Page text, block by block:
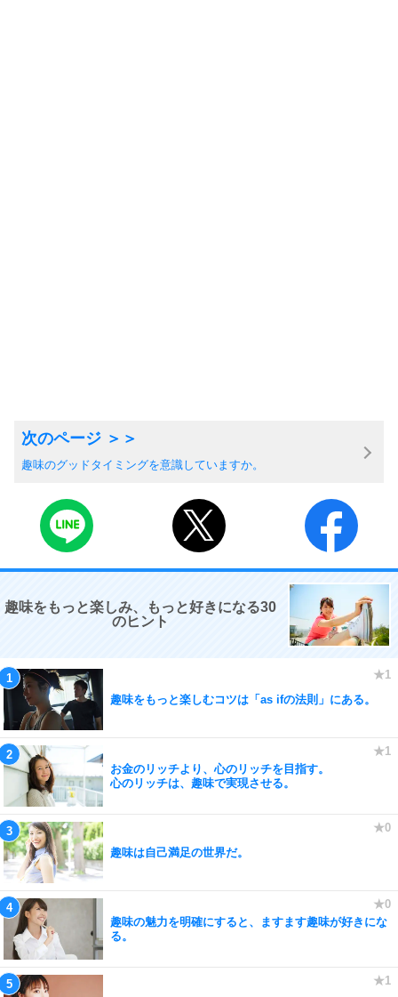
趣味のグッドタイミングを意識していますか。
趣味をもっと楽しみ、もっと好きになる30
のヒント
趣味をもっと楽しむコツは「as ifの法則」にある。
お金のリッチより、心のリッチを目指す。
心のリッチは、趣味で実現させる。
趣味は自己満足の世界だ。
趣味の魅力を明確にすると、ますます趣味が好きにな
る。